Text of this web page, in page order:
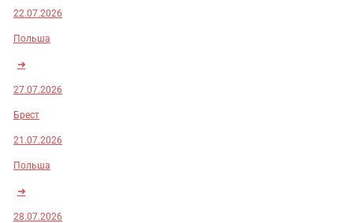
22.07.2026
Польша
➜
27.07.2026
Брест
21.07.2026
Польша
➜
28.07.2026